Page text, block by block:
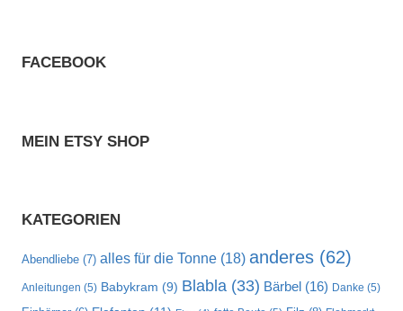
FACEBOOK
MEIN ETSY SHOP
KATEGORIEN
Abendliebe (7) alles für die Tonne (18) anderes (62)
Anleitungen (5) Babykram (9) Blabla (33) Bärbel (16) Danke (5)